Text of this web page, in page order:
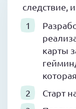
следствие,
карты
Старт